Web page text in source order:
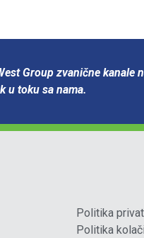
Group zvanične kanale
u toku sa nama.
Politika
Politika